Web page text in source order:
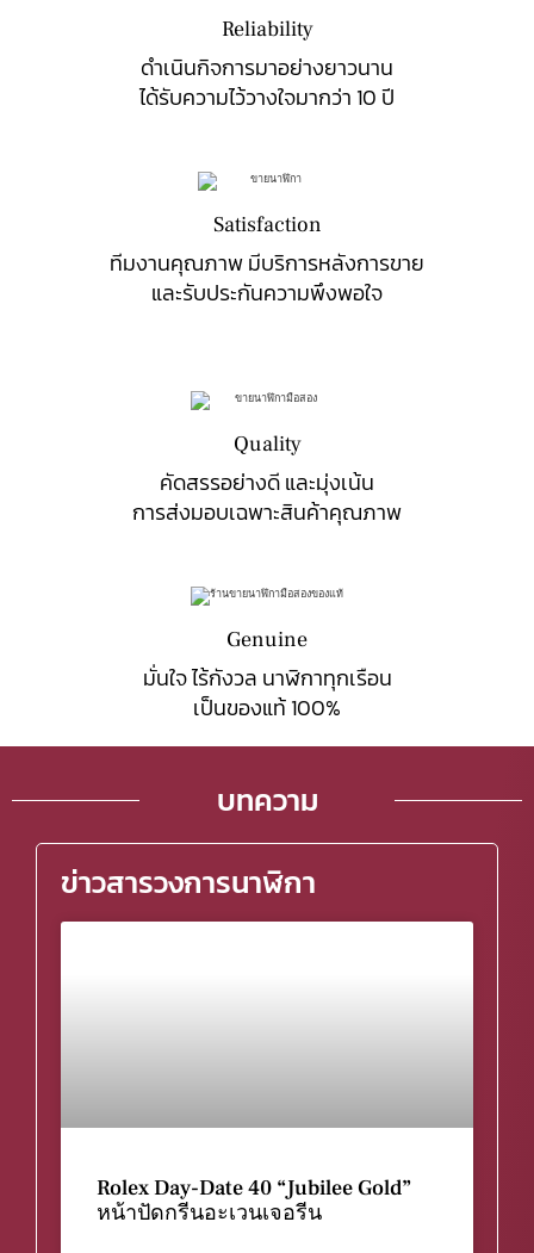
Reliability
ดำเนินกิจการมาอย่างยาวนาน
ได้รับความไว้วางใจมากว่า 10 ปี
Satisfaction
ทีมงานคุณภาพ มีบริการหลังการขาย
และรับประกันความพึงพอใจ
Quality
คัดสรรอย่างดี และมุ่งเน้น
การส่งมอบเฉพาะสินค้าคุณภาพ
Genuine
มั่นใจ ไร้กังวล นาฬิกาทุกเรือน
เป็นของแท้ 100%
บทความ
ข่าวสารวงการนาฬิกา
Rolex Day-Date 40 “Jubilee Gold”
หน้าปัดกรีนอะเวนเจอรีน